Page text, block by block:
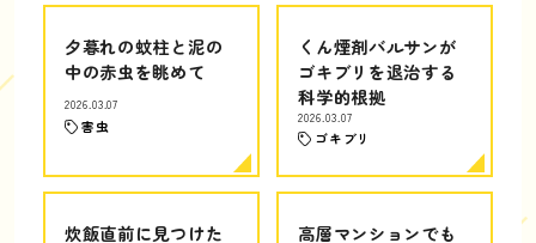
夕暮れの蚊柱と泥の
中の赤虫を眺めて
2026.03.07
害虫
くん煙剤バルサンが
ゴキブリを退治する
科学的根拠
2026.03.07
ゴキブリ
炊飯直前に見つけた 高層マンションでも